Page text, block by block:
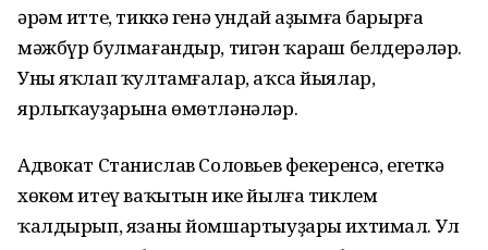
әрәм итте, тиккә генә ундай аҙымға барырға
мәжбүр булмағандыр, тигән ҡараш белдерәләр.
Уны яҡлап ҡултамғалар, аҡса йыялар,
ярлыҡауҙарына өмөтләнәләр.
Адвокат Станислав Соловьев фекеренсә, егеткә
хөкөм итеү ваҡытын ике йылға тиклем
ҡалдырып, язаны йомшартыуҙары ихтимал. Ул